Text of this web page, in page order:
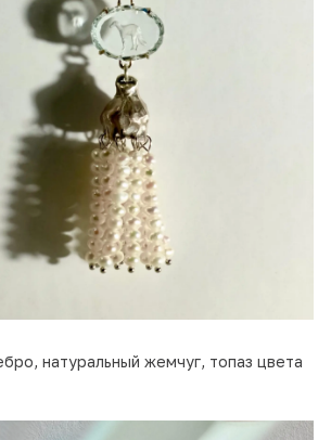
натуральный жемчуг, топаз цвета